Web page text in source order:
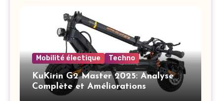
Mobilité électique Techno
KuKirin G2 Master 2025: Analyse
Complète et Améliorations